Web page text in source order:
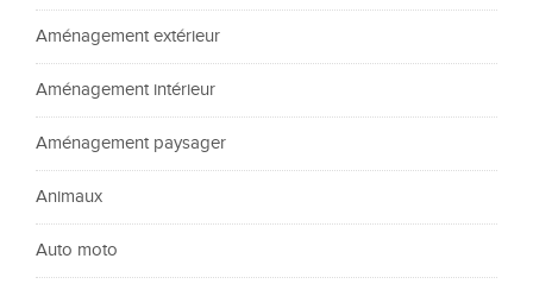
Aménagement extérieur
Aménagement intérieur
Aménagement paysager
Animaux
Auto moto